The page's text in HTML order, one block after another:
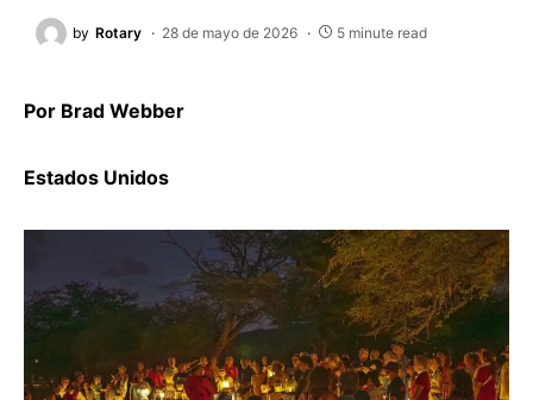
by Rotary 28 de mayo de 2026 5 minute read
Por Brad Webber
Estados Unidos